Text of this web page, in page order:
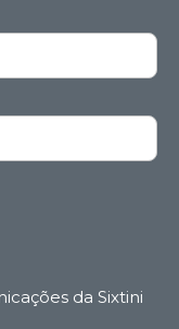
da Sixtini